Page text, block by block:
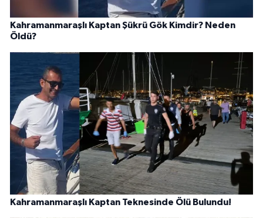
Kahramanmaraşlı Kaptan Şükrü Gök Kimdir? Neden
Öldü?
Kahramanmaraşlı Kaptan Teknesinde Ölü Bulundu!